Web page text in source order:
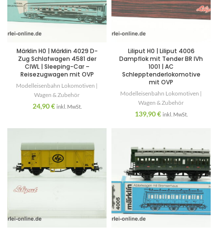
Märklin H0 | Märklin 4029 D-
Zug Schlafwagen 4581 der
CIWL | Sleeping-Car –
Reisezugwagen mit OVP
Modelleisenbahn Lokomotiven |
Wagen & Zubehör
24,90€ inkl. MwSt.
Liliput H0 | Liliput 4006
Dampflok mit Tender BR IVh
1001 | AC
Schlepptenderlokomotive
mit OVP
Modelleisenbahn Lokomotiven |
Wagen & Zubehör
139,90€ inkl. MwSt.